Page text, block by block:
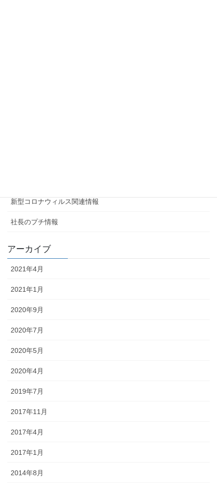
新型コロナウィルス関連情報
社長のプチ情報
アーカイブ
2021年4月
2021年1月
2020年9月
2020年7月
2020年5月
2020年4月
2019年7月
2017年11月
2017年4月
2017年1月
2014年8月